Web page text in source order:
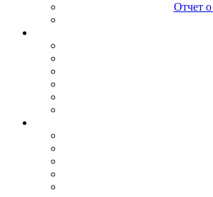
Отчет о